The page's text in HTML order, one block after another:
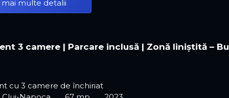
mai multe detalii
3 camere | Parcare inclusă | Zonă liniștită –
cu 3 camere de închiriat